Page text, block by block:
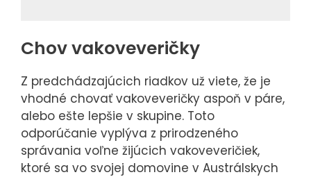
Chov vakoveveričky
Z predchádzajúcich riadkov už viete, že je
vhodné chovať vakoveveričky aspoň v páre,
alebo ešte lepšie v skupine. Toto
odporúčanie vyplýva z prirodzeného
správania voľne žijúcich vakoveveričiek,
ktoré sa vo svojej domovine v Austrálskych